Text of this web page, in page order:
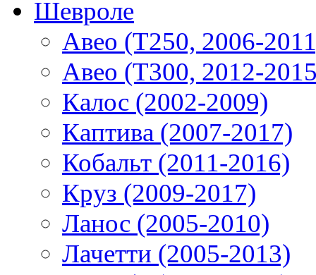
Шевроле
Авео (T250, 2006-
Авео (T300, 2012-
Калос (2002-2009)
Каптива (2007-2017)
Кобальт (2011-2016)
Круз (2009-2017)
Ланос (2005-2010)
Лачетти (2005-2013)